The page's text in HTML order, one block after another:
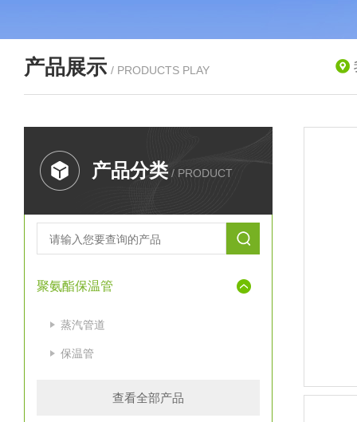
产品展示 / PRODUCTS PLAY
产品分类 / PRODUCT
聚氨酯保温管
蒸汽管道
保温管
查看全部产品